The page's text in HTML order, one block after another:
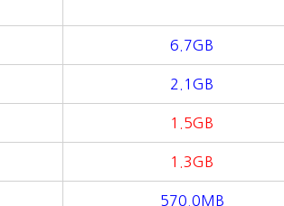
6.7GB
2.1GB
1.5GB
1.3GB
570.0MB